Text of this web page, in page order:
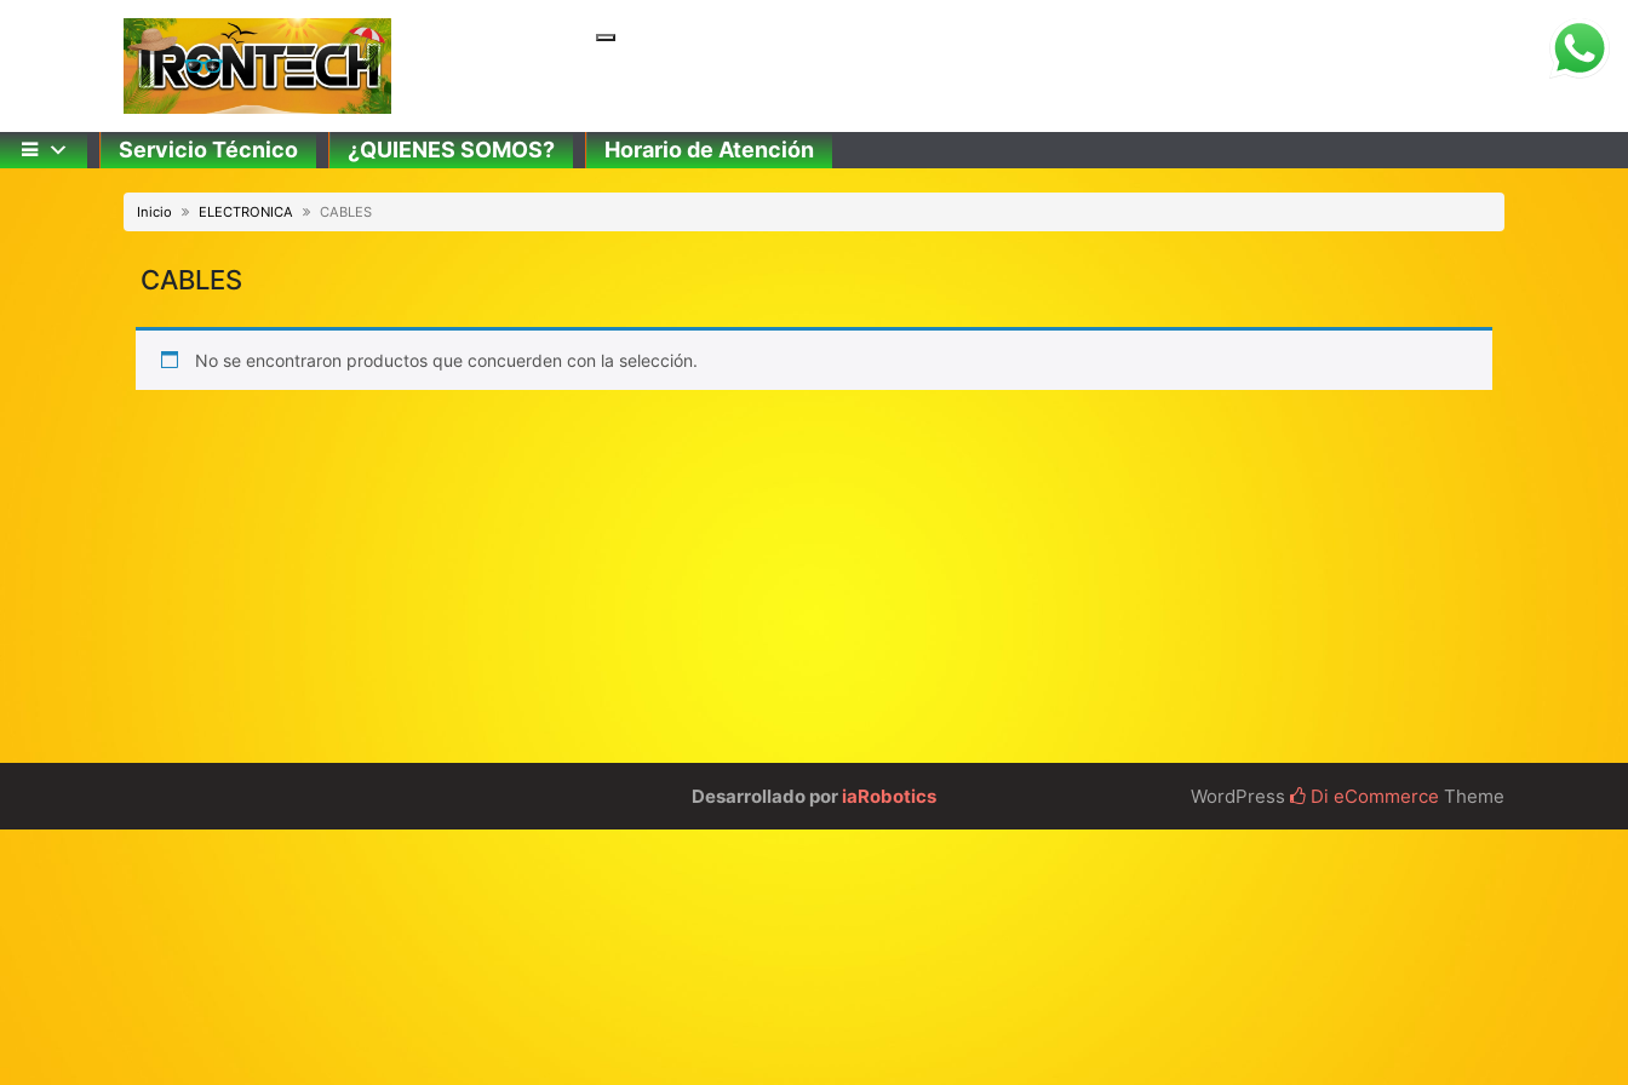
Servicio Técnico ¿QUIENES SOMOS? Horario de Atención
Inicio ELECTRONICA CABLES
CABLES
No se encontraron productos que concuerden con la selección.
Desarrollado por iaRobotics WordPress Di eCommerce Theme